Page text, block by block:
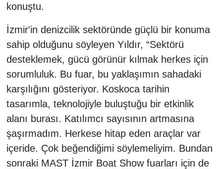
konuştu.
İzmir'in denizcilik sektöründe güçlü bir konuma
sahip olduğunu söyleyen Yıldır, “Sektörü
desteklemek, gücü görünür kılmak herkes için
sorumluluk. Bu fuar, bu yaklaşımın sahadaki
karşılığını gösteriyor. Koskoca tarihin
tasarımla, teknolojiyle buluştuğu bir etkinlik
alanı burası. Katılımcı sayısının artmasına
şaşırmadım. Herkese hitap eden araçlar var
içeride. Çok beğendiğimi söylemeliyim. Bundan
sonraki MAST İzmir Boat Show fuarları için de